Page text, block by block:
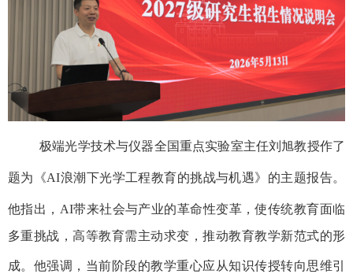
极端光学技术与仪器全国重点实验室主任刘旭教授作了
题为《AI浪潮下光学工程教育的挑战与机遇》的主题报告。
他指出， AI带来社会与产业的革命性变革，使传统教育面临
多重挑战，高等教育需主动求变，推动教育教学新范式的形
成。 他强调， 当前阶段的教学重心应从知识传授转向思维引